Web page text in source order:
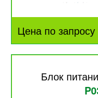
Цена по запросу
Блок